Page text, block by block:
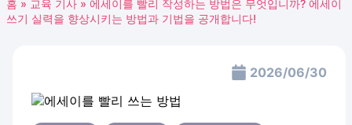
홈 » 교육 기사 » 에세이를 빨리 작성하는 방법은 무엇입니까? 에세이
쓰기 실력을 향상시키는 방법과 기법을 공개합니다!
2026/06/30